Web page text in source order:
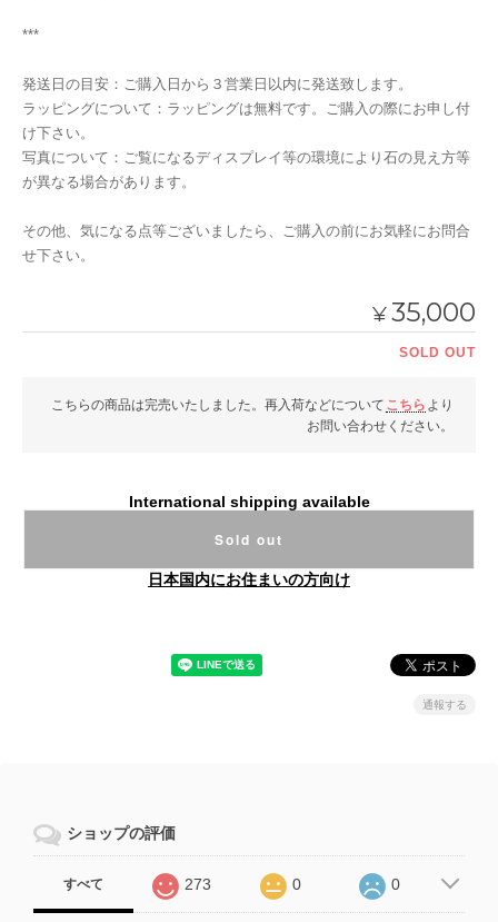
***
発送日の目安：ご購入日から３営業日以内に発送致します。
ラッピングについて：ラッピングは無料です。ご購入の際にお申し付
け下さい。
写真について：ご覧になるディスプレイ等の環境により石の見え方等
が異なる場合があります。
その他、気になる点等ございましたら、ご購入の前にお気軽にお問合
せ下さい。
¥35,000
SOLD OUT
こちらの商品は完売いたしました。再入荷などについて こちら より
お問い合わせください。
International shipping available
Sold out
日本国内にお住まいの方向け
通報する
ショップの評価
すべて 273 0 0